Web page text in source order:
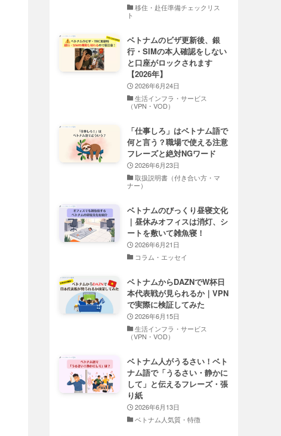
移住・赴任準備チェックリス
ト
ベトナムのビザ更新後、銀
行・SIMの本人確認をしない
と口座がロックされます
【2026年】
2026年6月24日
生活インフラ・サービス
（VPN・VOD）
「仕事しろ」はベトナム語で
何と言う？職場で使える注意
フレーズと絶対NGワード
2026年6月23日
取扱説明書（付き合い方・マ
ナー）
ベトナムのびっくり昼寝文化
｜昼休みオフィスは消灯、シ
ートを敷いて雑魚寝！
2026年6月21日
コラム・エッセイ
ベトナムからDAZNでW杯日
本代表戦が見られるか｜VPN
で実際に検証してみた
2026年6月15日
生活インフラ・サービス
（VPN・VOD）
ベトナム人がうるさい！ベト
ナム語で「うるさい・静かに
して」と伝えるフレーズ・張
り紙
2026年6月13日
ベトナム人気質・特徴